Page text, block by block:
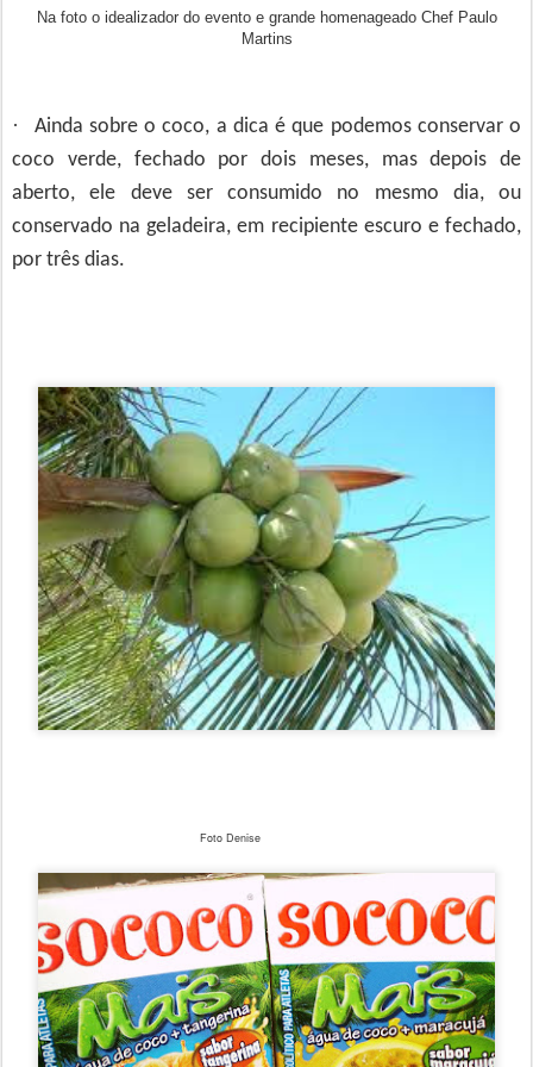
Na foto o idealizador do evento e grande homenageado Chef Paulo
Martins
·
Ainda sobre o coco, a dica é que podemos conservar o
coco verde, fechado por dois meses, mas depois de
aberto, ele deve ser consumido no mesmo dia, ou
conservado na geladeira, em recipiente escuro e fechado,
por três dias.
Foto Denise